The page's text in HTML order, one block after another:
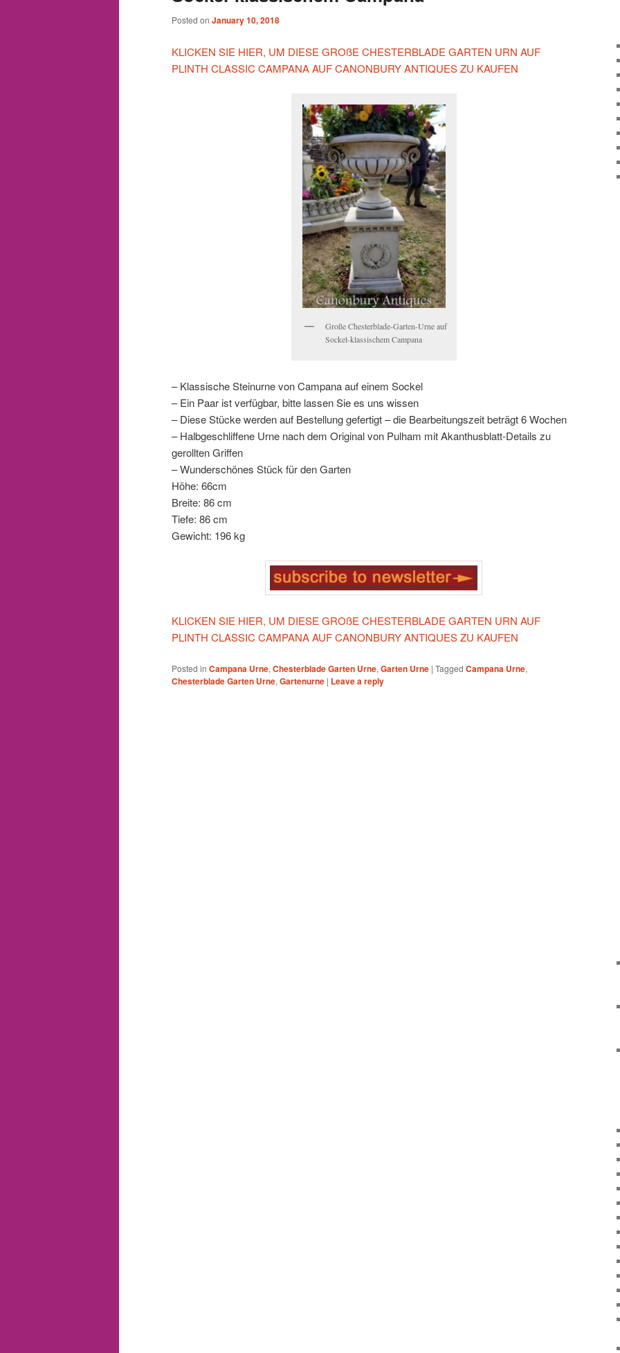
Posted on January 10, 2018
KLICKEN SIE HIER, UM DIESE GROßE CHESTERBLADE GARTEN URN AUF
PLINTH CLASSIC CAMPANA AUF CANONBURY ANTIQUES ZU KAUFEN
Große Chesterblade-Garten-Urne auf
Sockel-klassischem Campana
– Klassische Steinurne von Campana auf einem Sockel
– Ein Paar ist verfügbar, bitte lassen Sie es uns wissen
– Diese Stücke werden auf Bestellung gefertigt – die Bearbeitungszeit beträgt 6 Wochen
– Halbgeschliffene Urne nach dem Original von Pulham mit Akanthusblatt-Details zu
gerollten Griffen
– Wunderschönes Stück für den Garten
Höhe: 66cm
Breite: 86 cm
Tiefe: 86 cm
Gewicht: 196 kg
KLICKEN SIE HIER, UM DIESE GROßE CHESTERBLADE GARTEN URN AUF
PLINTH CLASSIC CAMPANA AUF CANONBURY ANTIQUES ZU KAUFEN
Posted in Campana Urne, Chesterblade Garten Urne, Garten Urne | Tagged Campana Urne,
Chesterblade Garten Urne, Gartenurne | Leave a reply